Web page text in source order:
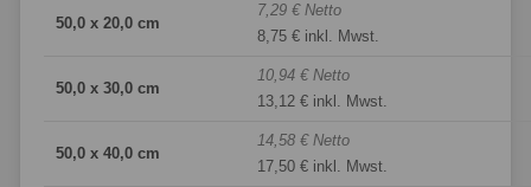
50,0 x 20,0 cm
7,29 € Netto
8,75 € inkl. Mwst.
50,0 x 30,0 cm
10,94 € Netto
13,12 € inkl. Mwst.
50,0 x 40,0 cm
14,58 € Netto
17,50 € inkl. Mwst.